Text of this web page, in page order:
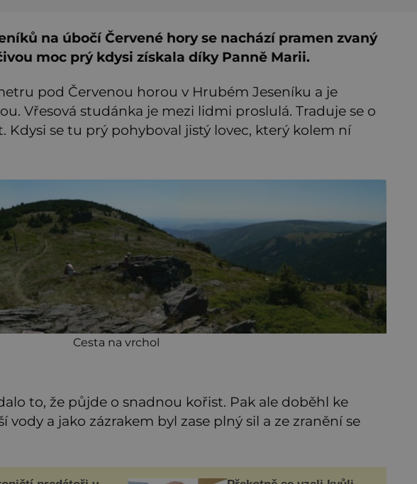
na úbočí Červené hory se nachází pramen zvaný
moc prý kdysi získala díky Panně Marii.
pod Červenou horou v Hrubém Jeseníku a je
Vřesová studánka je mezi lidmi proslulá. Traduje se o
Kdysi se tu prý pohyboval jistý lovec, který kolem ní
Cesta na vrchol
to, že půjde o snadnou kořist. Pak ale doběhl ke
vody a jako zázrakem byl zase plný sil a ze zranění se